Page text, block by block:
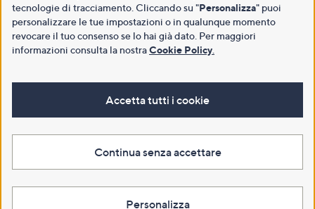
tecnologie di tracciamento. Cliccando su "Personalizza" puoi
personalizzare le tue impostazioni o in qualunque momento
revocare il tuo consenso se lo hai già dato. Per maggiori
informazioni consulta la nostraCookie Policy
Accetta tutti i cookie
Continua senza accettare
Personalizza